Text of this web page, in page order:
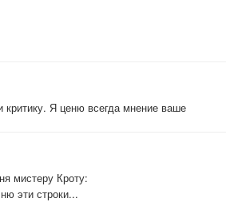
Я ценю всегда мнение ваше
мистеру Кроту:
эти строки...